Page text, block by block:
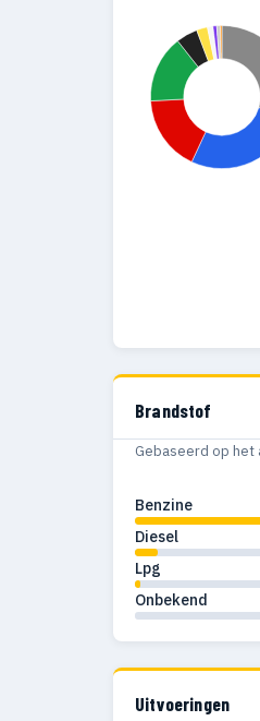
Brandstof
Gebaseerd op het
Benzine
Diesel
Lpg
Onbekend
Uitvoeringen